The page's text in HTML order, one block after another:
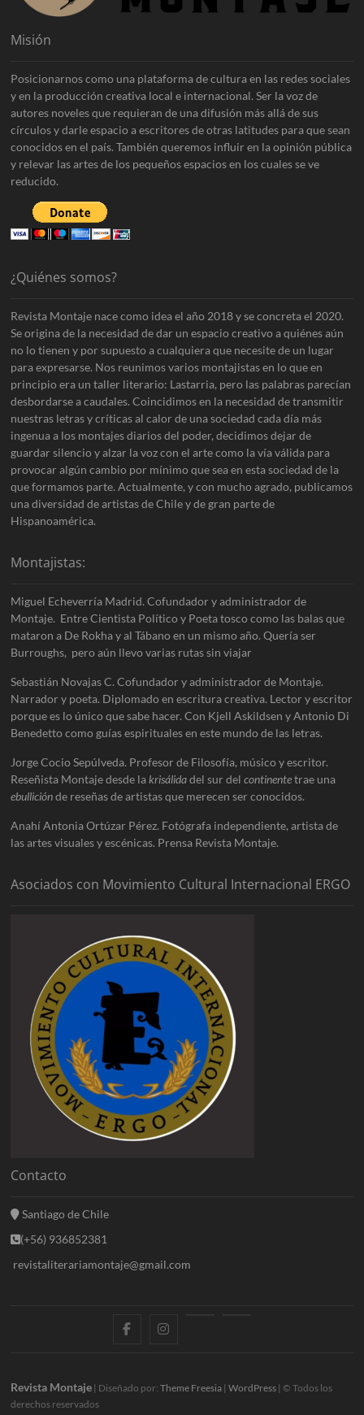
Misión
Posicionarnos como una plataforma de cultura en las redes sociales
y en la producción creativa local e internacional. Ser la voz de
autores noveles que requieran de una difusión más allá de sus
círculos y darle espacio a escritores de otras latitudes para que sean
conocidos en el país. También queremos influir en la opinión pública
y relevar las artes de los pequeños espacios en los cuales se ve
reducido.
¿Quiénes somos?
Revista Montaje nace como idea el año 2018 y se concreta el 2020.
Se origina de la necesidad de dar un espacio creativo a quiénes aún
no lo tienen y por supuesto a cualquiera que necesite de un lugar
para expresarse. Nos reunimos varios montajistas en lo que en
principio era un taller literario: Lastarria, pero las palabras parecían
desbordarse a caudales. Coincidimos en la necesidad de transmitir
nuestras letras y críticas al calor de una sociedad cada día más
ingenua a los montajes diarios del poder, decidimos dejar de
guardar silencio y alzar la voz con el arte como la vía válida para
provocar algún cambio por mínimo que sea en esta sociedad de la
que formamos parte. Actualmente, y con mucho agrado, publicamos
una diversidad de artistas de Chile y de gran parte de
Hispanoamérica.
Montajistas:
Miguel Echeverría Madrid. Cofundador y administrador de
Montaje. Entre Cientista Político y Poeta tosco como las balas que
mataron a De Rokha y al Tábano en un mismo año. Quería ser
Burroughs, pero aún llevo varias rutas sin viajar
Sebastián Novajas C. Cofundador y administrador de Montaje.
Narrador y poeta. Diplomado en escritura creativa. Lector y escritor
porque es lo único que sabe hacer. Con Kjell Askildsen y Antonio Di
Benedetto como guías espirituales en este mundo de las letras.
Jorge Cocio Sepúlveda. Profesor de Filosofía, músico y escritor.
Reseñista Montaje desde lakrisálidadel sur delcontinentetrae una
ebulliciónde reseñas de artistas que merecen ser conocidos.
Anahí Antonia Ortúzar Pérez. Fotógrafa independiente, artista de
las artes visuales y escénicas. Prensa Revista Montaje.
Asociados con Movimiento Cultural Internacional ERGO
Contacto
Santiago de Chile
(+56) 936852381
revistaliterariamontaje@gmail.com
c s t o
Revista Montaje | Diseñado por:Theme Freesia |WordPress | © Todos los
derechos reservados